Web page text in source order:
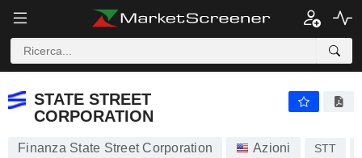
STATE STREET
CORPORATION
Finanza State Street Corporation Azioni STT